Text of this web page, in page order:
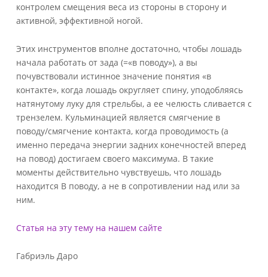
контролем смещения веса из стороны в сторону и
активной, эффективной ногой.
Этих инструментов вполне достаточно, чтобы лошадь
начала работать от зада (=«в поводу»), а вы
почувствовали истинное значение понятия «в
контакте», когда лошадь округляет спину, уподобляясь
натянутому луку для стрельбы, а ее челюсть сливается с
трензелем. Кульминацией является смягчение в
поводу/смягчение контакта, когда проводимость (а
именно передача энергии задних конечностей вперед
на повод) достигаем своего максимума. В такие
моменты действительно чувствуешь, что лошадь
находится В поводу, а не в сопротивлении над или за
ним.
Статья на эту тему на нашем сайте
Габриэль Даро